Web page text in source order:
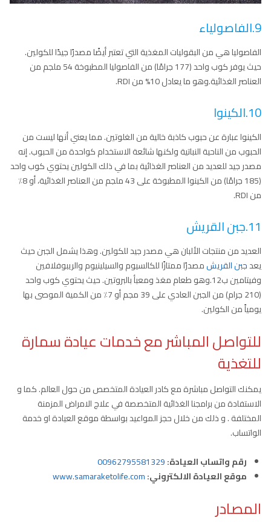
9.الفاصولياء
الفاصوليا هي من البقوليات المغذية التي تعتبر أيضًا مصدرًا جيدًا للكولين.
حيث يوفر كوب واحد (177 جرامًا) من الفاصوليا المطبوخة 54 ملجم من
العناصر الغذائية.وهو ما يعادل 10% من RDI.
10.الكينوا
الكينوا عبارة عن حبوب كاذبة خالية من الغلوتين. مما يعني أنها ليست من
الحبوب من الناحية النباتية ولكنها شائعة الاستخدام كواحدة من الحبوب. إنه
مصدر جيد للعديد من العناصر الغذائية بما في ذلك الكولين يحتوي كوب واحد
(185 جرامًا) من الكينوا المطبوخة على 43 ملجم من العناصر الغذائية، أو 8٪
من RDI.
11.جبن القريش
العديد من منتجات الألبان هي مصدر جيد للكولين. وهذا يشمل الجبن حيث
يعدجبن القريشمصدرًا ممتازًا للكالسيوم والسيلينيوم والريبوفلافين
وفيتامين ب12.وهو طعام مغذ ومعبأ بالبروتين. حيث يحتوي كوب واحد
(210 جرام) من الجبن العادي على 39 مجم أو 7٪ من الكمية الموصى بها
يومياً من الكولين.
للتواصل المباشر مع خدمات عيادة سمارة
للتغذية
يمكنك التواصل مباشرة مع كادر العيادة المتخصص من حول العالم. كما و
الاستفادة من برامجنا الغذائية المتخصصة في علاج الامراض المزمنة
المختلفة . و ذلك من خلال حجز المواعيد بواسطة موقع العيادة او خدمة
الواتساب.
رقم واتساب العيادة:00962795581329
موقع العيادة الالكتروني:www.samaraketolife.com
المصادر